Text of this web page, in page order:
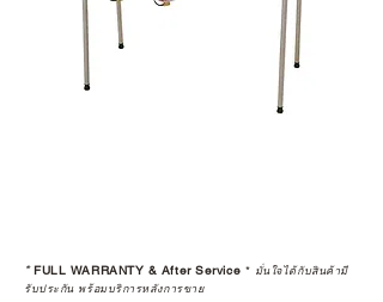
*FULL WARRANTY & After Service * มั่นใจได้กับสินค้ามี
รับประกัน พร้อมบริการหลังการขาย